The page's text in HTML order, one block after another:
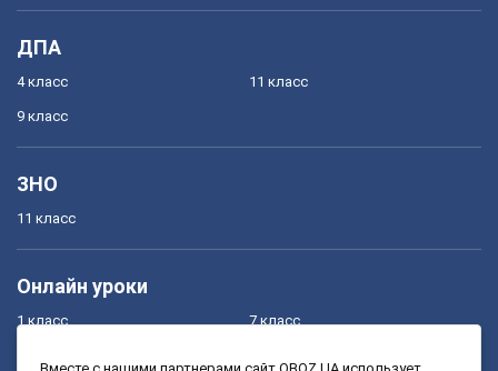
ДПА
4 класс
9 класс
11 класс
ЗНО
11 класс
Онлайн уроки
1 класс 7 класс